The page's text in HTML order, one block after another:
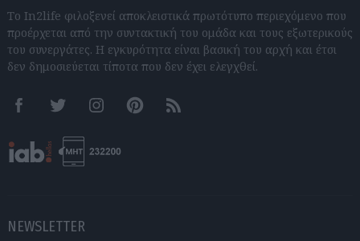
Το In2life φιλοξενεί αποκλειστικά πρωτότυπο περιεχόμενο που
προέρχεται από την συντακτική του ομάδα και τους εξωτερικούς
του συνεργάτες. Η εγκυρότητα είναι βασική του αρχή και έτσι
δεν δημοσιεύεται τίποτα που δεν έχει ελεγχθεί.
FacebookTwitter InstagramPinterestRSS feeds
NEWSLETTER